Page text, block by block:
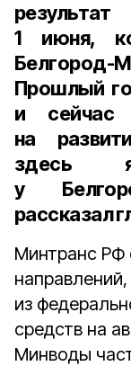
1 июня,
Прошлый
и сейчас
на
здесь
у
рассказал
Минтранс РФ
из
средств на
Минводы